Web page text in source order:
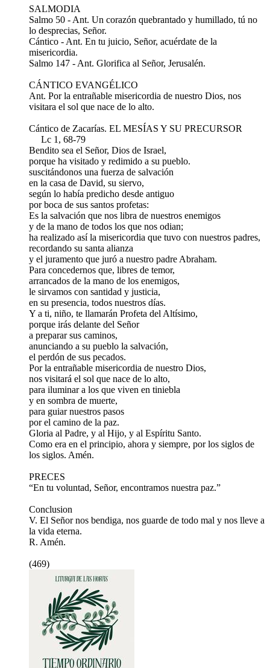
SALMODIA
Salmo 50 - Ant. Un corazón quebrantado y humillado, tú no
lo desprecias, Señor.
Cántico - Ant. En tu juicio, Señor, acuérdate de la
misericordia.
Salmo 147 - Ant. Glorifica al Señor, Jerusalén.
CÁNTICO EVANGÉLICO
Ant. Por la entrañable misericordia de nuestro Dios, nos
visitara el sol que nace de lo alto.
Cántico de Zacarías. EL MESÍAS Y SU PRECURSOR
Lc 1, 68-79
Bendito sea el Señor, Dios de Israel,
porque ha visitado y redimido a su pueblo.
suscitándonos una fuerza de salvación
en la casa de David, su siervo,
según lo había predicho desde antiguo
por boca de sus santos profetas:
Es la salvación que nos libra de nuestros enemigos
y de la mano de todos los que nos odian;
ha realizado así la misericordia que tuvo con nuestros padres,
recordando su santa alianza
y el juramento que juró a nuestro padre Abraham.
Para concedernos que, libres de temor,
arrancados de la mano de los enemigos,
le sirvamos con santidad y justicia,
en su presencia, todos nuestros días.
Y a ti, niño, te llamarán Profeta del Altísimo,
porque irás delante del Señor
a preparar sus caminos,
anunciando a su pueblo la salvación,
el perdón de sus pecados.
Por la entrañable misericordia de nuestro Dios,
nos visitará el sol que nace de lo alto,
para iluminar a los que viven en tiniebla
y en sombra de muerte,
para guiar nuestros pasos
por el camino de la paz.
Gloria al Padre, y al Hijo, y al Espíritu Santo.
Como era en el principio, ahora y siempre, por los siglos de
los siglos. Amén.
PRECES
“En tu voluntad, Señor, encontramos nuestra paz.”
Conclusion
V. El Señor nos bendiga, nos guarde de todo mal y nos lleve a
la vida eterna.
R. Amén.
(469)